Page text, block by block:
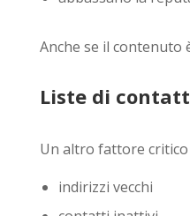
Anche se il contenuto
Liste di
Un altro fattore critico
indirizzi vecchi